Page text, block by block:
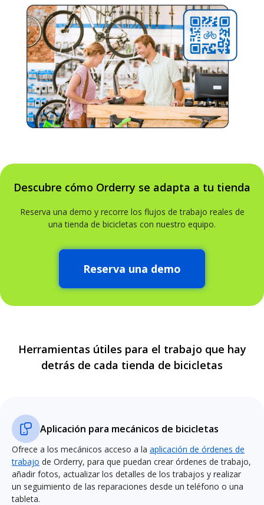
Descubre cómo Orderry se adapta a tu tienda
Reserva una demo y recorre los flujos de trabajo reales de
una tienda de bicicletas con nuestro equipo.
Reserva una demo
Herramientas útiles para el trabajo que hay
detrás de cada tienda de bicicletas
Aplicación para mecánicos de bicicletas
Ofrece a los mecánicos acceso a la aplicación de órdenes de
trabajo de Orderry, para que puedan crear órdenes de trabajo,
añadir fotos, actualizar los detalles de los trabajos y realizar
un seguimiento de las reparaciones desde un teléfono o una
tableta.